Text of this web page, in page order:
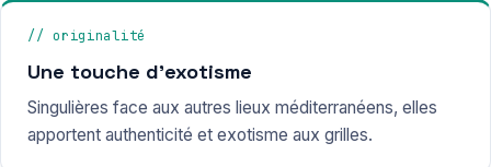
// originalité
Une touche d’exotisme
Singulières face aux autres lieux méditerranéens, elles
apportent authenticité et exotisme aux grilles.